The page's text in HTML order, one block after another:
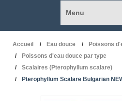
Menu
Accueil Eau douce
Poissons
Poissons d'eau douce par type
Scalaires (Pterophyllum scalare)
Pterophyllum Scalare Bulgarian